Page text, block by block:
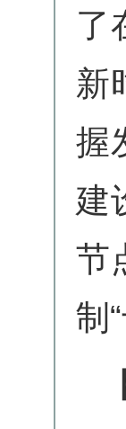
了
新
握
建
节
制